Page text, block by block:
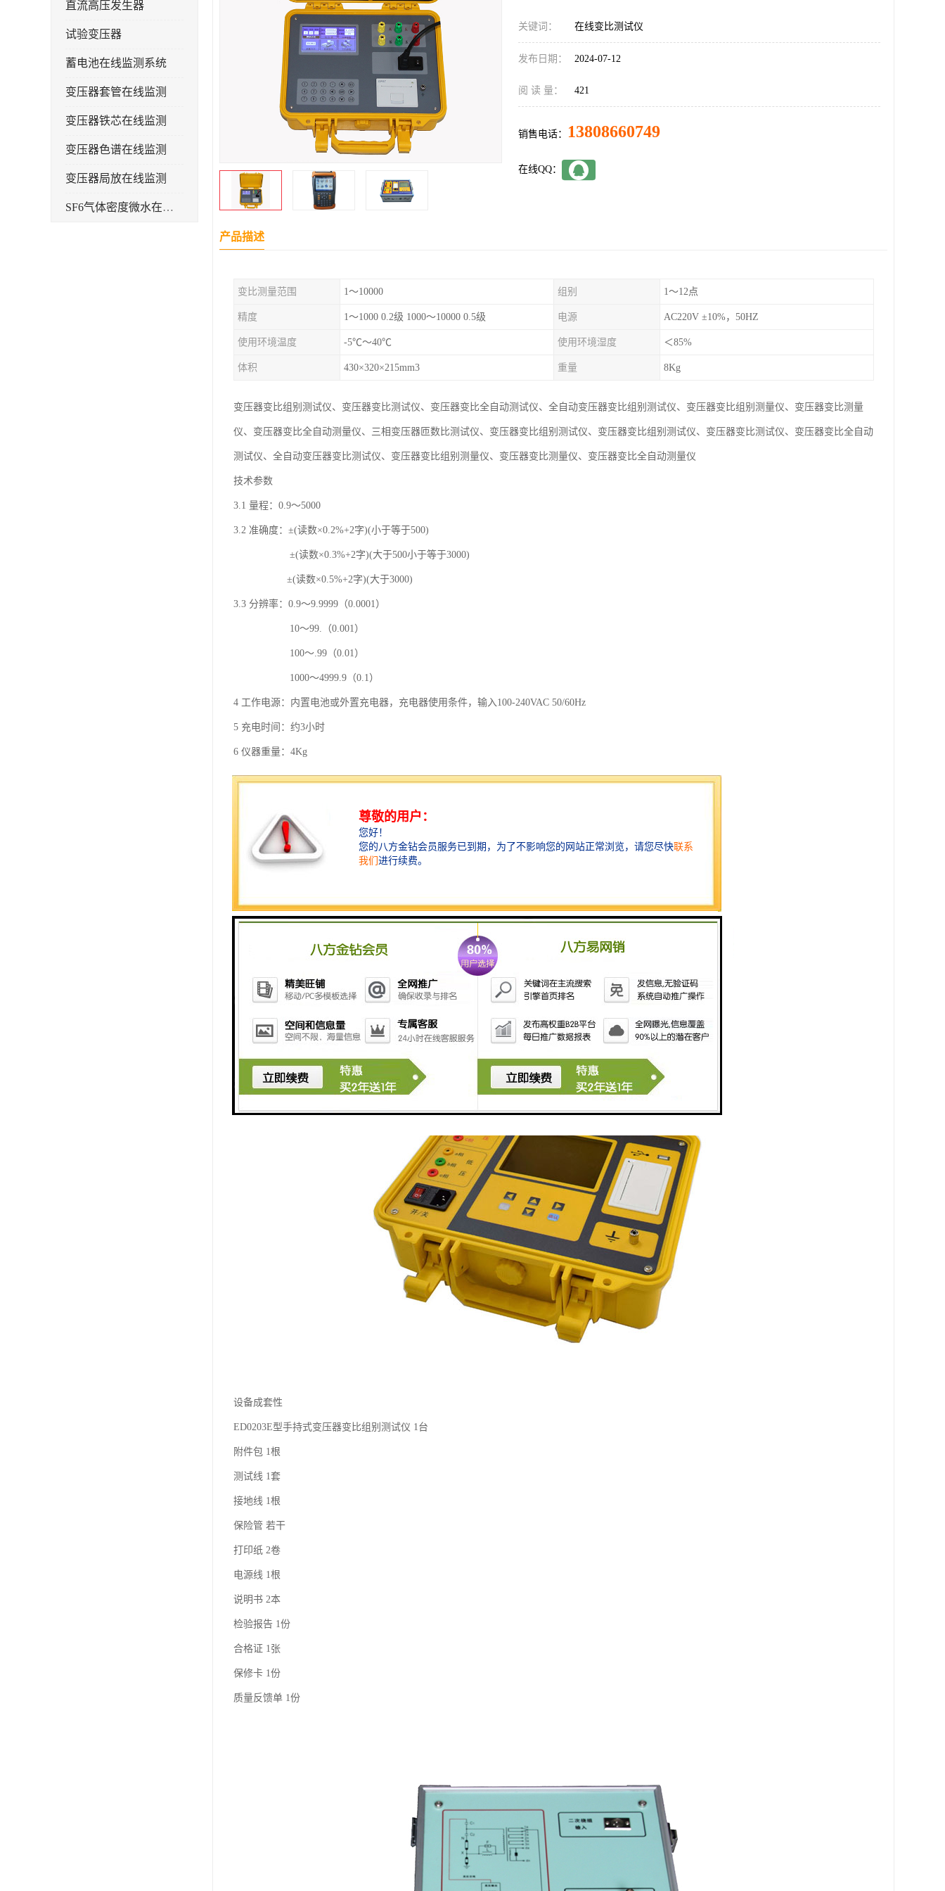
直流高压发生器
试验变压器
蓄电池在线监测系统
变压器套管在线监测
变压器铁芯在线监测
变压器色谱在线监测
变压器局放在线监测
SF6气体密度微水在线监测系统
关键词： 在线变比测试仪
发布日期： 2024-07-12
阅 读 量： 421
销售电话： 13808660749
在线QQ：
产品描述
变比测量范围 1～10000 组别 1～12点
精度 1～1000 0.2级 1000～10000 0.5级 电源 AC220V ±10%，50HZ
使用环境温度 -5℃～40℃ 使用环境湿度 ＜85%
体积 430×320×215mm3 重量 8Kg
变压器变比组别测试仪、变压器变比测试仪、变压器变比全自动测试仪、全自动变压器变比组别测试仪、变压器变比组别测量仪、变压器变比测量
仪、变压器变比全自动测量仪、三相变压器匝数比测试仪、变压器变比组别测试仪、变压器变比组别测试仪、变压器变比测试仪、变压器变比全自动
测试仪、全自动变压器变比测试仪、变压器变比组别测量仪、变压器变比测量仪、变压器变比全自动测量仪
技术参数
3.1 量程：0.9～5000
3.2 准确度：±(读数×0.2%+2字)(小于等于500)
±(读数×0.3%+2字)(大于500小于等于3000)
±(读数×0.5%+2字)(大于3000)
3.3 分辨率：0.9～9.9999（0.0001）
10～99.（0.001）
100～.99（0.01）
1000～4999.9（0.1）
4 工作电源：内置电池或外置充电器，充电器使用条件，输入100-240VAC 50/60Hz
5 充电时间：约3小时
6 仪器重量：4Kg
7 仪器体积：252mm(长)×162mm(宽)×132mm(高)
9 相对湿度：＜90%，不结露
设备成套性
ED0203E型手持式变压器变比组别测试仪 1台
附件包 1根
测试线 1套
接地线 1根
保险管 若干
打印纸 2卷
电源线 1根
说明书 2本
检验报告 1份
合格证 1张
保修卡 1份
质量反馈单 1份